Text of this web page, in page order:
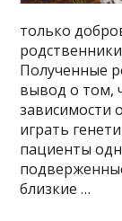
только
Полученные
вывод о том,
зависимости
играть
пациенты
близкие …